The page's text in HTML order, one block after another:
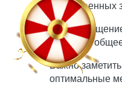
Делая
улучшить
Важно
оптимальные